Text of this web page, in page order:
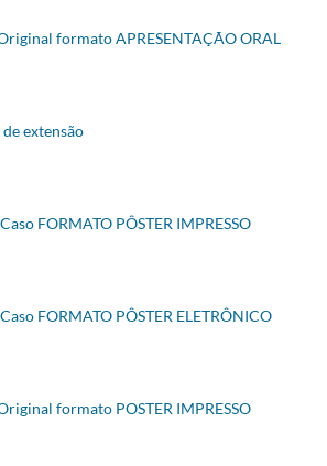
formato APRESENTAÇÃO ORAL
extensão
FORMATO PÔSTER IMPRESSO
FORMATO PÔSTER ELETRÔNICO
formato POSTER IMPRESSO